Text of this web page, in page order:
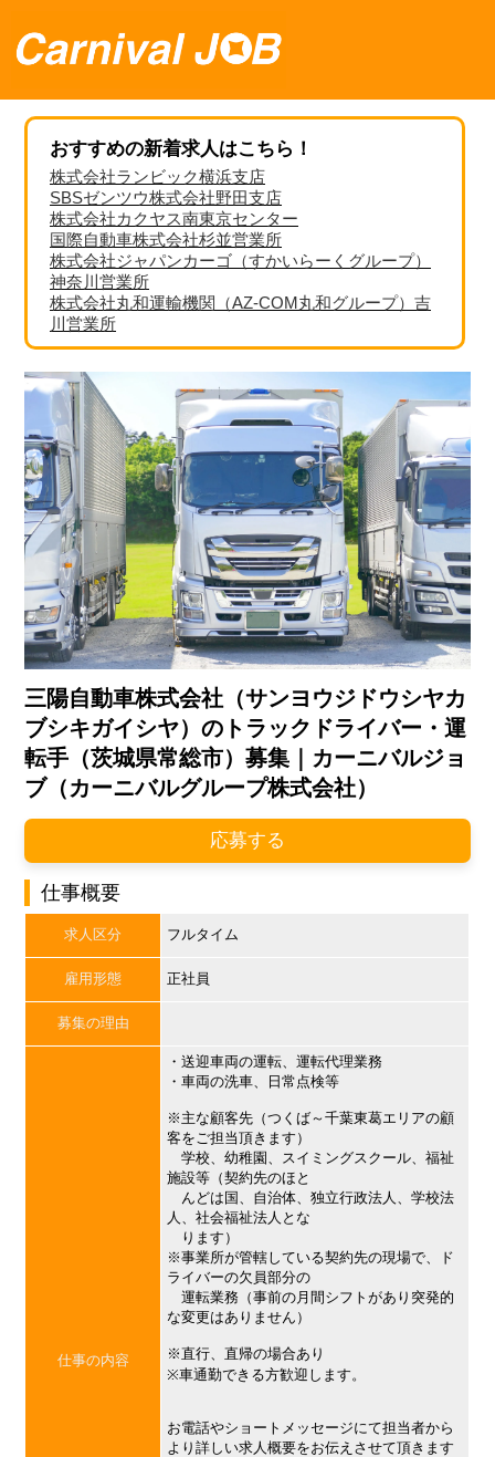
おすすめの新着求人はこちら！
株式会社ランビック横浜支店
SBSゼンツウ株式会社野田支店
株式会社カクヤス南東京センター
国際自動車株式会社杉並営業所
株式会社ジャパンカーゴ（すかいらーくグループ）
神奈川営業所
株式会社丸和運輸機関（AZ-COM丸和グループ）吉
川営業所
三陽自動車株式会社（サンヨウジドウシヤカ
ブシキガイシヤ）のトラックドライバー・運
転手（茨城県常総市）募集｜カーニバルジョ
ブ（カーニバルグループ株式会社）
応募する
仕事概要
求人区分 フルタイム
雇用形態 正社員
募集の理由
仕事の内容
・送迎車両の運転、運転代理業務
・車両の洗車、日常点検等
※主な顧客先（つくば～千葉東葛エリアの顧
客をご担当頂きます）
学校、幼稚園、スイミングスクール、福祉
施設等（契約先のほと
んどは国、自治体、独立行政法人、学校法
人、社会福祉法人とな
ります）
※事業所が管轄している契約先の現場で、ド
ライバーの欠員部分の
運転業務（事前の月間シフトがあり突発的
な変更はありません）
※直行、直帰の場合あり
※車通勤できる方歓迎します。
お電話やショートメッセージにて担当者から
より詳しい求人概要をお伝えさせて頂きます